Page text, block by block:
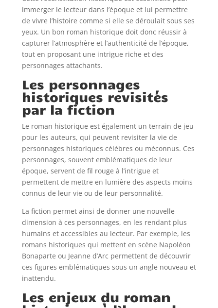
immerger le lecteur dans l’époque et lui permettre
de vivre l’histoire comme si elle se déroulait sous ses
yeux. Un bon roman historique doit donc réussir à
capturer l’atmosphère et l’authenticité de l’époque,
tout en proposant une intrigue riche et des
personnages attachants.
Les personnages
historiques revisités
par la fiction
Le roman historique est également un terrain de jeu
pour les auteurs, qui peuvent revisiter la vie de
personnages historiques célèbres ou méconnus. Ces
personnages, souvent emblématiques de leur
époque, servent de fil rouge à l’intrigue et
permettent de mettre en lumière des aspects moins
connus de leur vie ou de leur personnalité.
La fiction permet ainsi de donner une nouvelle
dimension à ces personnages, en les rendant plus
humains et accessibles au lecteur. Par exemple, les
romans historiques qui mettent en scène Napoléon
Bonaparte ou Jeanne d’Arc permettent de découvrir
ces figures emblématiques sous un angle nouveau et
inattendu.
Les enjeux du roman